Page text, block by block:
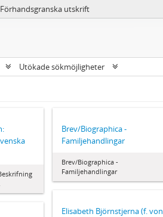
Förhandsgranska utskrift
Utökade sökmöjligheter
Brev/Biographica -
Familjehandlingar
Brev/Biographica -
Familjehandlingar
Elisabeth Björnstjerna (f. von